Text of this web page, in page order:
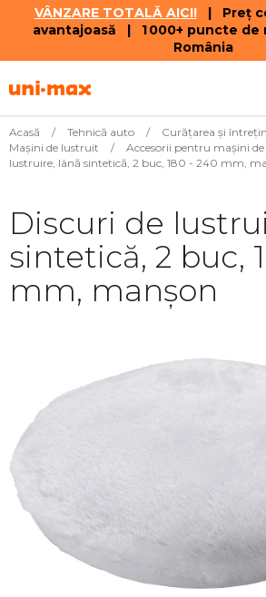
VÂNZARE TOTALĂ AICI!| Preț
avantajoasă | 1 000+ puncte de
România
la
Acasă / Tehnică auto / Curăţarea şi
Mașini de lustruit
/ Accesorii pentru maşini
lustruire, lână sintetică, 2 buc, 180 - 240 mm,
Discuri de
sintetică, 2 buc,
mm, manșon